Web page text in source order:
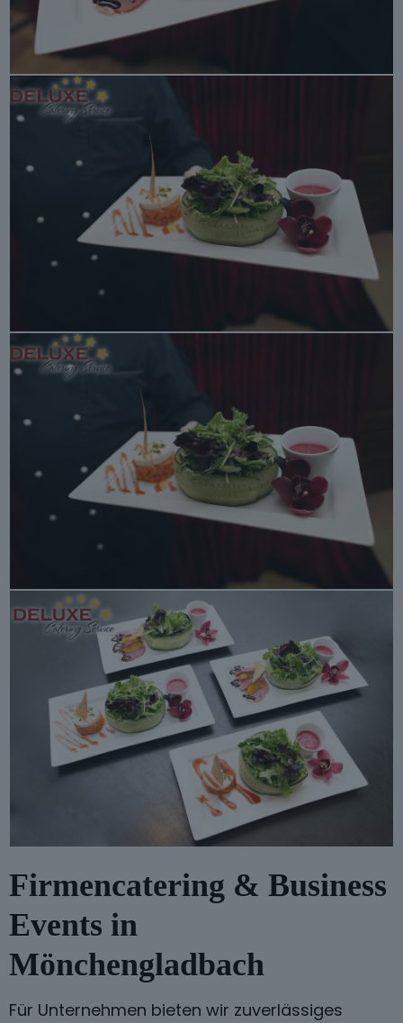
Firmencatering & Business
Events in
Mönchengladbach
Für Unternehmen bieten wir zuverlässiges